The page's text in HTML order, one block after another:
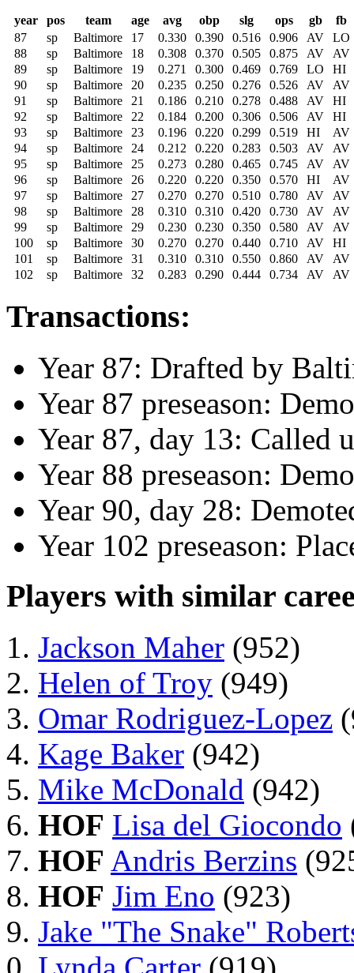
year pos team age avg obp slg ops gb
fb
87
sp Baltimore 17 0.330 0.390 0.516 0.906 AV
LO
88
sp Baltimore 18 0.308 0.370 0.505 0.875 AV
AV
89
sp Baltimore 19 0.271 0.300 0.469 0.769 LO
HI
90
sp Baltimore 20 0.235 0.250 0.276 0.526 AV
AV
91
sp Baltimore 21 0.186 0.210 0.278 0.488 AV
HI
92
sp Baltimore 22 0.184 0.200 0.306 0.506 AV
HI
93
sp Baltimore 23 0.196 0.220 0.299 0.519 HI
AV
94
sp Baltimore 24 0.212 0.220 0.283 0.503 AV
AV
95
sp Baltimore 25 0.273 0.280 0.465 0.745 AV
AV
96
sp Baltimore 26 0.220 0.220 0.350 0.570 HI
AV
97
sp Baltimore 27 0.270 0.270 0.510 0.780 AV
AV
98
sp Baltimore 28 0.310 0.310 0.420 0.730 AV
AV
99
sp Baltimore 29 0.230 0.230 0.350 0.580 AV
AV
100
sp Baltimore 30 0.270 0.270 0.440 0.710 AV
HI
101
sp Baltimore 31 0.310 0.310 0.550 0.860 AV
AV
102
sp Baltimore 32 0.283 0.290 0.444 0.734 AV AV
Transactions:
Year 87: Drafted by
Year 87 preseason:
Year 87, day 13: Called
Year 88 preseason:
Year 90, day 28:
Year 102 preseason:
Players with similar
Jackson Maher (952)
Helen of Troy (949)
Omar Rodriguez-Lopez
Kage Baker (942)
Mike McDonald (942)
HOF Lisa del Giocondo
HOF Andris Berzins
HOF Jim Eno (923)
Jake "The Snake"